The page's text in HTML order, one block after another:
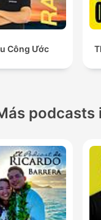
Công Ước
podcasts